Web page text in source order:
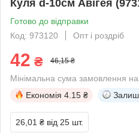
Куля d-10см Авігея
Готово до відправки
Код: 973120
Опт і роздріб
42 ₴ 46,15 ₴
Мінімальна сума замовлення
Економія 4.15 ₴
26,01 ₴ від 25 шт.